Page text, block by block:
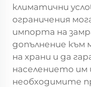
климатични
ограничения
импорта на
допълнение
на храни и да
населението
необходимите